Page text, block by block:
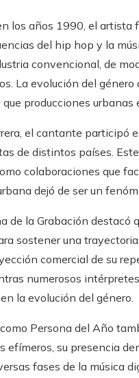
los años 1990, el artista
del hip hop y la
convencional, de
La evolución del
que producciones
el cantante participó
de distintos países.
colaboraciones que
dejó de ser un
de la Grabación
sostener una
comercial de su
numerosos
la evolución del género.
Persona del Año
efímeros, su presencia
fases de la música